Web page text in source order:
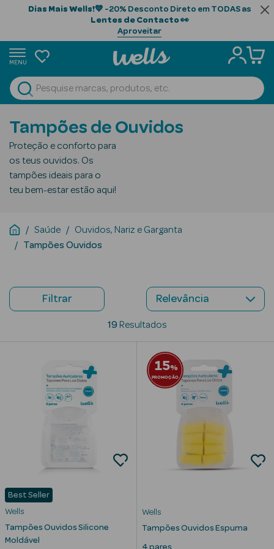
Dias Mais Wells!💙 -20% Desconto Direto em TODAS as
Lentes de Contacto👀
Aproveitar
MENU
Ver Tudo
Beauty Season
Cabelo
Profissional
Beauty Season
Beauty Season
Cuidados de
Maquilhagem
Beauty Season
Beauty Season
Nutricosmética
Beauty Season
Perfumes
Beauty Season
Tampões de Ouvidos
Proteção e conforto para
os teus ouvidos. Os
tampões ideais para o
teu bem-estar estão aqui!
Saúde
Ouvidos, Nariz e Garganta
Tampões Ouvidos
Filtrar
19 Resultados
Best Seller
Wells
Tampões Ouvidos Silicone
Moldável
15%
PROMOÇÃO
Wells
Tampões Ouvidos Espuma
4 pares